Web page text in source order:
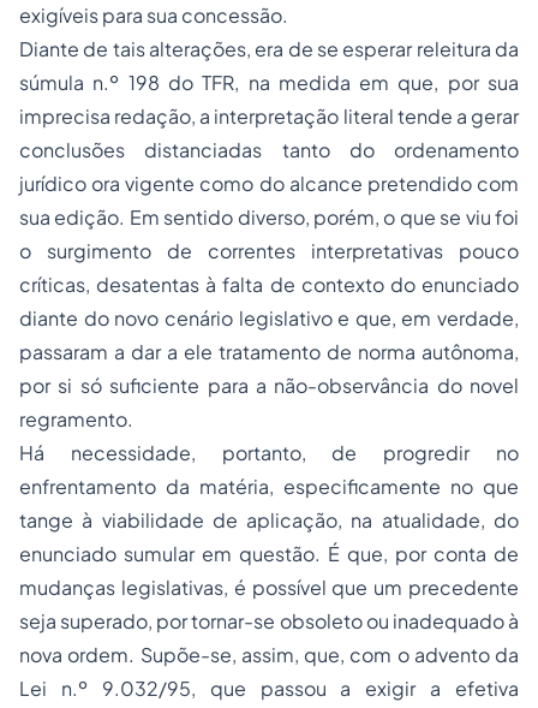
exigíveis para sua concessão.
Diante de tais alterações, era de se esperar releitura da
súmula n.º 198 do TFR, na medida em que, por sua
imprecisa redação, a interpretação literal tende a gerar
conclusões distanciadas tanto do ordenamento
jurídico ora vigente como do alcance pretendido com
sua edição. Em sentido diverso, porém, o que se viu foi
o surgimento de correntes interpretativas pouco
críticas, desatentas à falta de contexto do enunciado
diante do novo cenário legislativo e que, em verdade,
passaram a dar a ele tratamento de norma autônoma,
por si só suficiente para a não-observância do novel
regramento.
Há necessidade, portanto, de progredir no
enfrentamento da matéria, especificamente no que
tange à viabilidade de aplicação, na atualidade, do
enunciado sumular em questão. É que, por conta de
mudanças legislativas, é possível que um precedente
seja superado, por tornar-se obsoleto ou inadequado à
nova ordem. Supõe-se, assim, que, com o advento da
Lei n.º 9.032/95, que passou a exigir a efetiva